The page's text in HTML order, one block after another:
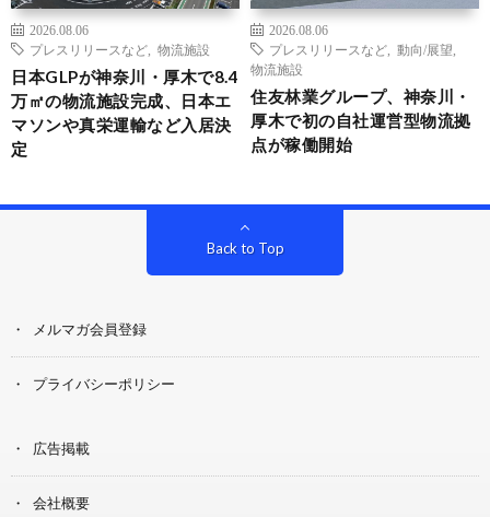
2026.08.06
プレスリリースなど
物流施設
日本GLPが神奈川・厚木で8.4
万㎡の物流施設完成、日本エ
マソンや真栄運輸など入居決
定
2026.08.06
プレスリリースなど
動向/展望
物流施設
住友林業グループ、神奈川・
厚木で初の自社運営型物流拠
点が稼働開始
Back to Top
メルマガ会員登録
プライバシーポリシー
広告掲載
会社概要